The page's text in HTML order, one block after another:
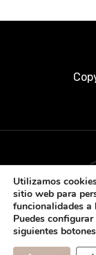
Utilizamos
sitio web para
funcionalidades a
Puedes
siguientes